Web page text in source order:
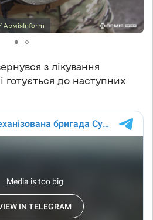
АрміяInform
з лікування
готується до наступних